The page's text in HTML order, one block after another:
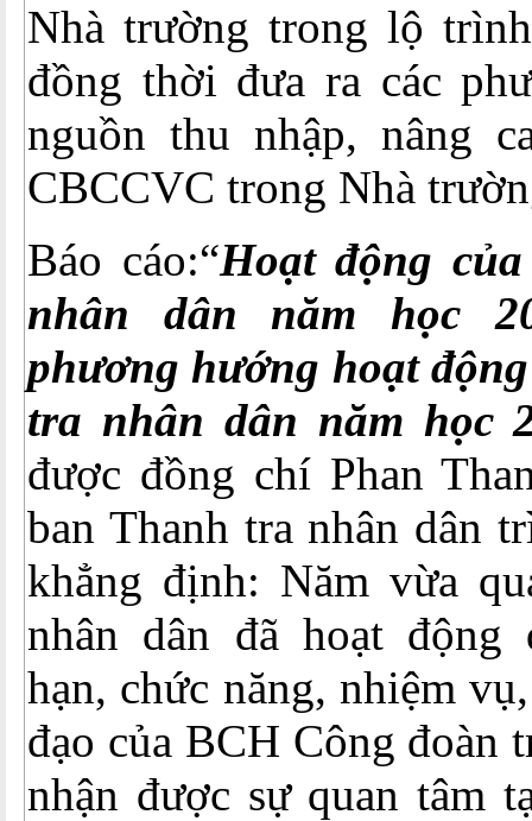
Nhà trường trong lộ
đồng thời đưa ra các
nguồn thu nhập, nâng
CBCCVC trong Nhà
Báo cáo:“Hoạt động
nhân dân năm học
phương hướng hoạt
tra nhân dân năm học
được đồng chí Phan
ban Thanh tra nhân dân
khẳng định: Năm vừa
nhân dân đã hoạt động
hạn, chức năng, nhiệm
đạo của BCH Công đoàn
nhận được sự quan tâm